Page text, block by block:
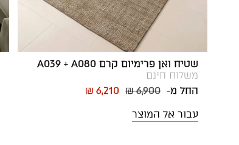
שטיח ואן פרימיום קרם A039 + A080
משלוח חינם
החל מ- ₪ 6,900
₪ 6,210
עבור אל המוצר